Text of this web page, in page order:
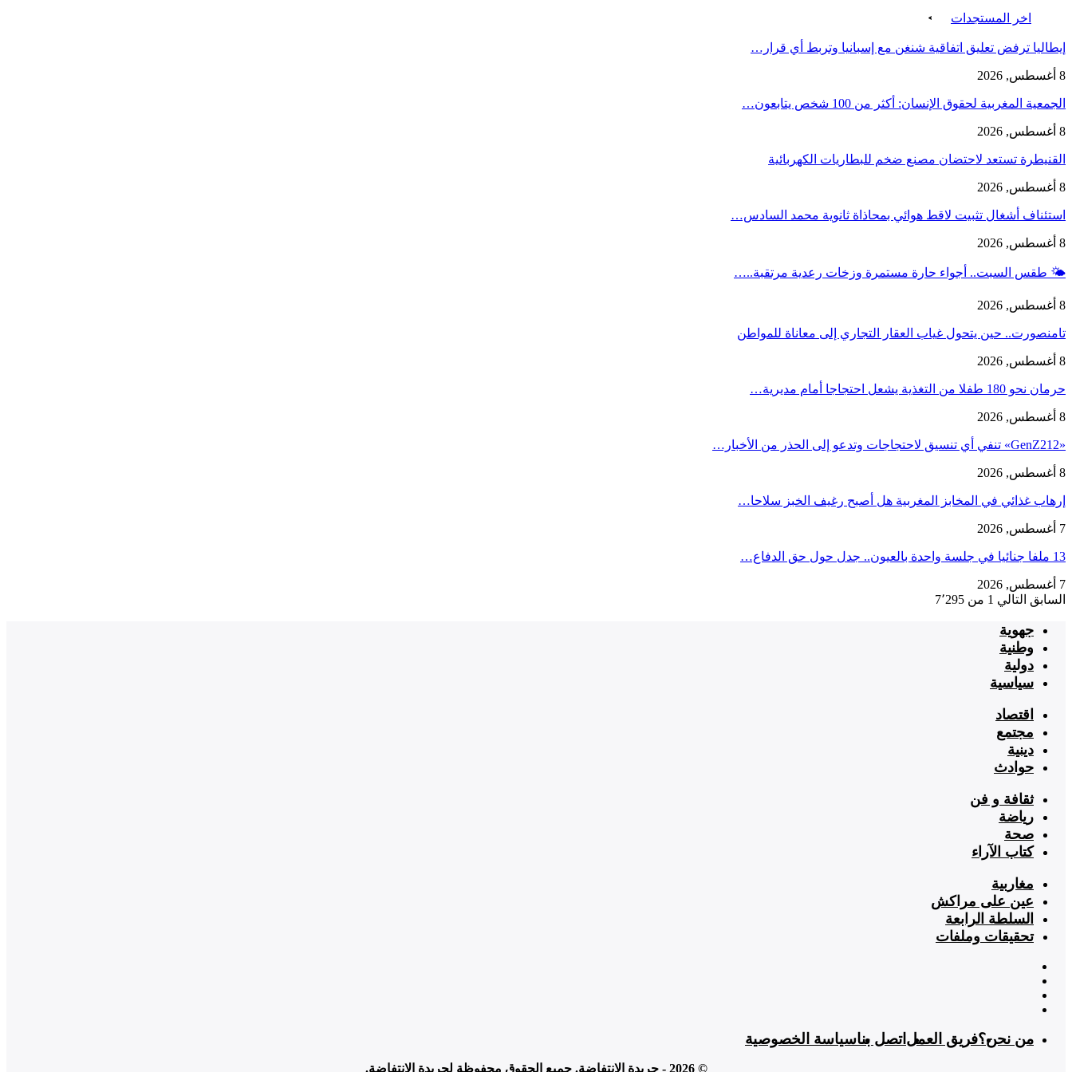
اخر المستجدات
إيطاليا ترفض تعليق اتفاقية شنغن مع إسبانيا وتربط أي قرار…
8 أغسطس, 2026
الجمعية المغربية لحقوق الإنسان: أكثر من 100 شخص يتابعون…
8 أغسطس, 2026
القنيطرة تستعد لاحتضان مصنع ضخم للبطاريات الكهربائية
8 أغسطس, 2026
استئناف أشغال تثبيت لاقط هوائي بمحاذاة ثانوية محمد السادس…
8 أغسطس, 2026
🌤️ طقس السبت.. أجواء حارة مستمرة وزخات رعدية مرتقبة..…
8 أغسطس, 2026
تامنصورت.. حين يتحول غياب العقار التجاري إلى معاناة للمواطن
8 أغسطس, 2026
حرمان نحو 180 طفلا من التغذية يشعل احتجاجا أمام مديرية…
8 أغسطس, 2026
«GenZ212» تنفي أي تنسيق لاحتجاجات وتدعو إلى الحذر من الأخبار…
8 أغسطس, 2026
إرهاب غذائي في المخابز المغربية هل أصبح رغيف الخبز سلاحا…
7 أغسطس, 2026
13 ملفا جنائيا في جلسة واحدة بالعيون.. جدل حول حق الدفاع…
7 أغسطس, 2026
السابق التالي 1 من 7٬295
جهوية
وطنية
دولية
سياسية
اقتصاد
مجتمع
دينية
حوادث
ثقافة و فن
رياضة
صحة
كتاب الآراء
مغاربية
عين على مراكش
السلطة الرابعة
تحقيقات وملفات
من نحن؟فريق العمل اتصل بناسياسة الخصوصية
© 2026 - جريدة الانتفاضة. جميع الحقوق محفوظة لجريدة الإنتفاضة.